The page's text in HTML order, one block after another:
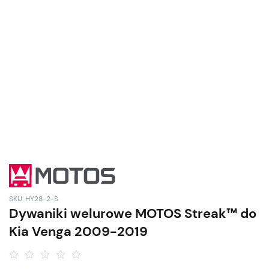
SKU: HY28-2-S
Dywaniki welurowe MOTOS Streak™ do
Kia Venga 2009-2019